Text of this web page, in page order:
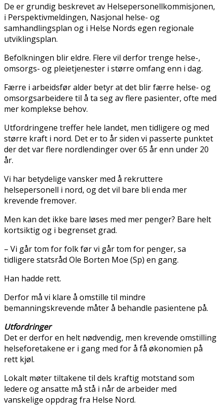
De er grundig beskrevet av Helsepersonellkommisjonen,
i Perspektivmeldingen, Nasjonal helse- og
samhandlingsplan og i Helse Nords egen regionale
utviklingsplan.
Befolkningen blir eldre. Flere vil derfor trenge helse-,
omsorgs- og pleietjenester i større omfang enn i dag.
Færre i arbeidsfør alder betyr at det blir færre helse- og
omsorgsarbeidere til å ta seg av flere pasienter, ofte med
mer komplekse behov.
Utfordringene treffer hele landet, men tidligere og med
større kraft i nord. Det er to år siden vi passerte punktet
der det var flere nordlendinger over 65 år enn under 20
år.
Vi har betydelige vansker med å rekruttere
helsepersonell i nord, og det vil bare bli enda mer
krevende fremover.
Men kan det ikke bare løses med mer penger? Bare helt
kortsiktig og i begrenset grad.
– Vi går tom for folk før vi går tom for penger, sa
tidligere statsråd Ole Borten Moe (Sp) en gang.
Han hadde rett.
Derfor må vi klare å omstille til mindre
bemanningskrevende måter å behandle pasientene på.
Utfordringer
Det er derfor en helt nødvendig, men krevende omstilling
helseforetakene er i gang med for å få økonomien på
rett kjøl.
Lokalt møter tiltakene til dels kraftig motstand som
ledere og ansatte må stå i når de arbeider med
vanskelige oppdrag fra Helse Nord.